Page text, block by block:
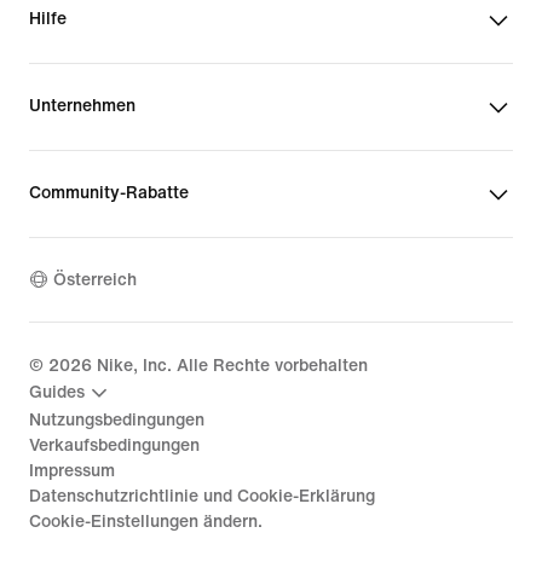
Hilfe
Unternehmen
Community-Rabatte
Österreich
© 2026 Nike, Inc. Alle Rechte vorbehalten
Guides
Nutzungsbedingungen
Verkaufsbedingungen
Impressum
Datenschutzrichtlinie und Cookie-Erklärung
Cookie-Einstellungen ändern.